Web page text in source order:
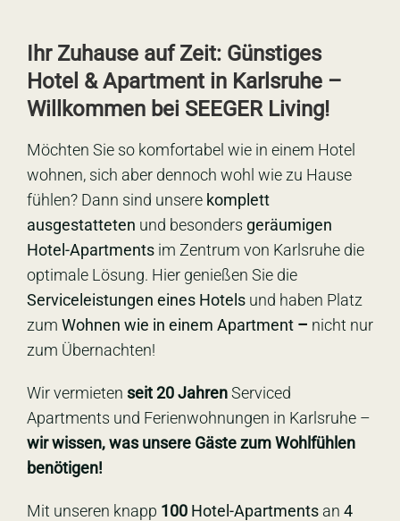
Ihr Zuhause auf Zeit: Günstiges
Hotel & Apartment in Karlsruhe –
Willkommen bei SEEGER Living!
Möchten Sie so komfortabel wie in einem Hotel
wohnen, sich aber dennoch wohl wie zu Hause
fühlen? Dann sind unsere komplett
ausgestatteten und besonders geräumigen
Hotel-Apartmentsim Zentrum von Karlsruhe die
optimale Lösung. Hier genießen Sie die
Serviceleistungen eines Hotelsund haben Platz
zum Wohnen wie in einem Apartment– nicht nur
zum Übernachten!
Wir vermieten seit 20 JahrenServiced
Apartments und Ferienwohnungen in Karlsruhe –
wir wissen, was unsere Gäste zum Wohlfühlen
benötigen!
Mit unseren knapp 100Hotel-Apartmentsan 4